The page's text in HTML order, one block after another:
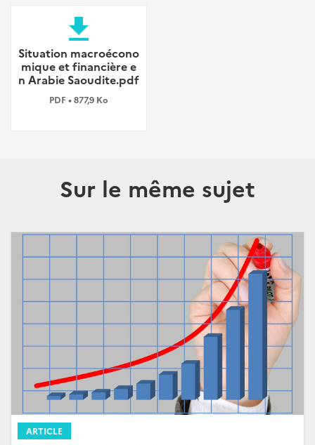
file_download
Situation macroécono
mique et financière e
n Arabie Saoudite.pdf
PDF • 877,9 Ko
Sur le même sujet
ARTICLE